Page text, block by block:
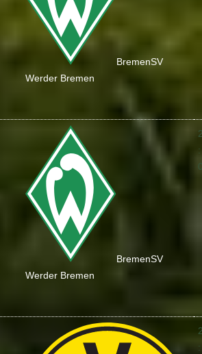
BremenSV
Werder Bremen
BremenSV
Werder Bremen
:
: